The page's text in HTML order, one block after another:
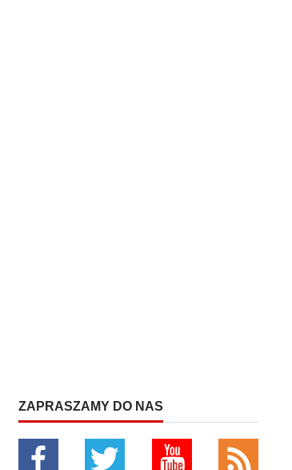
ZAPRASZAMY DO NAS